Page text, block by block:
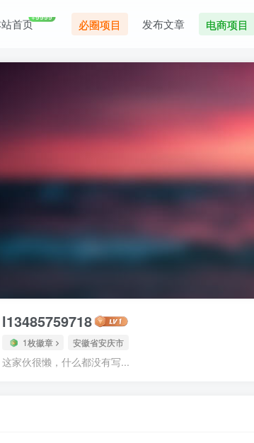
首页+9999
必圈项目 发布文章 电商项目
l13485759718
1枚徽章 安徽省安庆市
这家伙很懒，什么都没有写...